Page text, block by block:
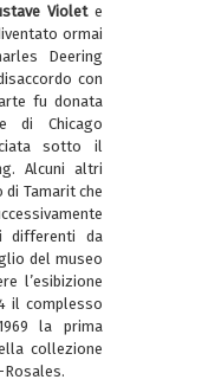
Violete
ormai
Deering
con
fu donata
di Chicago
sotto il
Alcuni altri
Tamarit che
differenti da
del museo
l’esibizione
il complesso
la prima
collezione
Rosales.